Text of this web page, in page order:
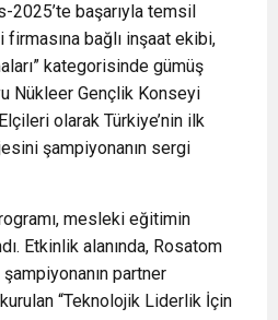
2025’te başarıyla temsil
bağlı inşaat ekibi,
kategorisinde gümüş
Nükleer Gençlik Konseyi
olarak Türkiye’nin ilk
şampiyonanın sergi
mesleki eğitimin
Etkinlik alanında, Rosatom
partner
“Teknolojik Liderlik İçin